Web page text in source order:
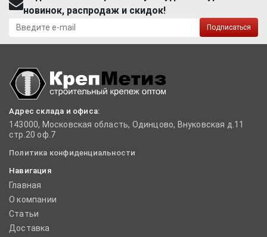
новинок, распродаж и скидок!
Подписаться
Адрес склада и офиса:
143000, Московская область, Одинцово, Внуковская д.11
стр.20 оф.7
Политика конфиденциальности
Навигация
Главная
О компании
Статьи
Доставка